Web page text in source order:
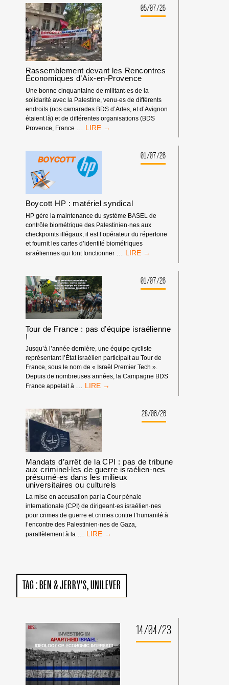
LA
FÉDÉRATION
ISRAÉLIENNE
D’ESCALADE
DOIT
ÊTRE
EXCLUE
DES
COMPÉTITIONS
INTERNATIONALES
!
05/07/26
Rassemblement devant les Rencontres
Économiques d’Aix-en-Provence
Une bonne cinquantaine de militant·es de la
solidarité avec la Palestine, venu·es de différents
endroits (nos camarades BDS d’Arles, et d’Avignon
étaient là) et de différentes organisations (BDS
Provence, France
RASSEMBLEMENT
RENCONTRES
ÉCONOMIQUES
D’AIX-
01/07/26
Boycott HP : matériel syndical
HP gère la maintenance du système BASEL de
contrôle biométrique des Palestinien·nes aux
checkpoints illégaux, il est l’opérateur du répertoire
et fournit les cartes d’identité biométriques
israéliennes qui font fonctionner
BOYCOTT
MATÉRIEL
SYNDICAL
01/07/26
Tour de France : pas d’équipe israélienne
!
Jusqu’à l’année dernière, une équipe cycliste
représentant l’État israélien participait au Tour de
France, sous le nom de « Israël Premier Tech ».
Depuis de nombreuses années, la Campagne BDS
France appelait à
TOUR
:
PAS
D’ÉQUIPE
ISRAÉLIENNE
!
28/06/26
Mandats d’arrêt de la CPI : pas de tribune
aux criminel·les de guerre israélien·nes
présumé·es dans les milieux
universitaires ou culturels
La mise en accusation par la Cour pénale
internationale (CPI) de dirigeant·es israélien·nes
pour crimes de guerre et crimes contre l’humanité à
l’encontre des Palestinien·nes de Gaza,
parallèlement à la … MANDATS
:
PAS
DE
CRIMINEL·LES
DE
GUERRE
ISRAÉLIEN·NES
PRÉSUMÉ·ES
DANS
LES
TAG : BEN & JERRY'S UNILEVER
14/04/23